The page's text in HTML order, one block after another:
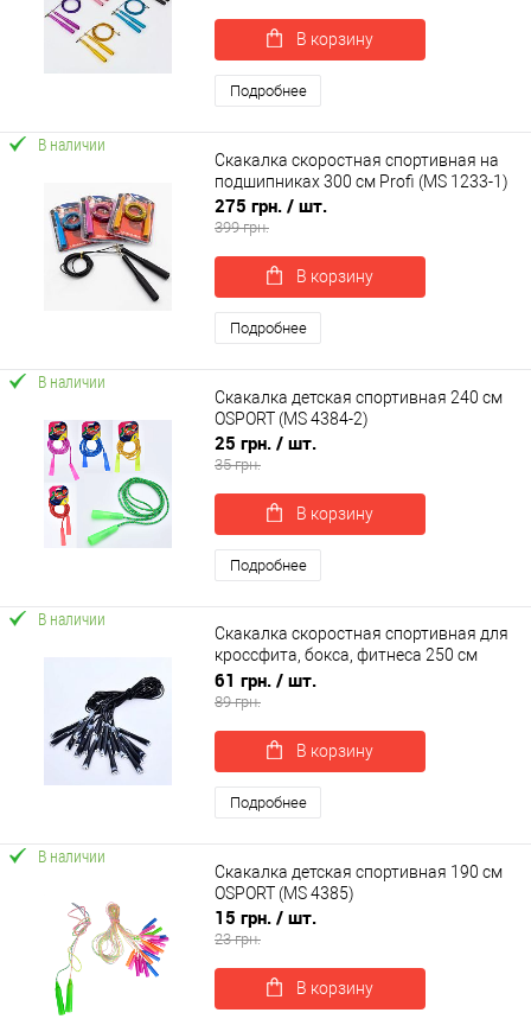
В корзину
Подробнее
В наличии
Скакалка скоростная спортивная на
подшипниках 300 см Profi (MS 1233-1)
275 грн. / шт.
399 грн.
В корзину
Подробнее
В наличии
Скакалка детская спортивная 240 см
OSPORT (MS 4384-2)
25 грн. / шт.
35 грн.
В корзину
Подробнее
В наличии
Скакалка скоростная спортивная для
кроссфита, бокса, фитнеса 250 см
OSPORT (MS 4133)
61 грн. / шт.
89 грн.
В корзину
Подробнее
В наличии
Скакалка детская спортивная 190 см
OSPORT (MS 4385)
15 грн. / шт.
23 грн.
В корзину